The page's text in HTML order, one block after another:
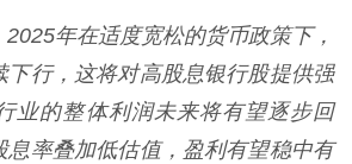
年在适度宽松的货币政策下，
下行，这将对高股息银行股提供强
业的整体利润未来将有望逐步回
息率叠加低估值，盈利有望稳中有